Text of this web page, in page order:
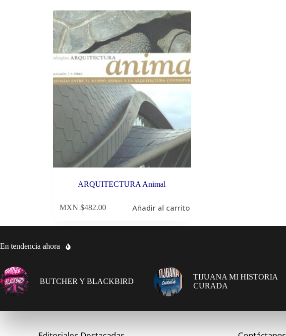
ARQUITECTURA Animal
MXN $482.00 Añadir al carrito
En tendencia ahora
BUTCHER Y BLACKBIRD
TIJUANA MI HISTORIA
CURADA